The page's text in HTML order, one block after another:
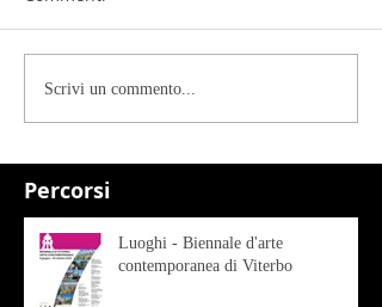
Percorsi
Scrivi un commento...
Luoghi - Biennale d'arte
contemporanea di Viterbo